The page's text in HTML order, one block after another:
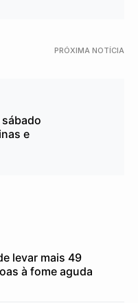
PRÓXIMA NOTÍCIA
e
levar mais 49
à fome aguda